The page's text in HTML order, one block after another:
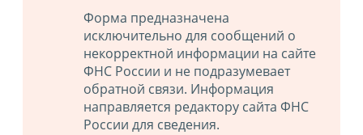
Форма предназначена
исключительно для сообщений о
некорректной информации на сайте
ФНС России и не подразумевает
обратной связи. Информация
направляется редактору сайта ФНС
России для сведения.